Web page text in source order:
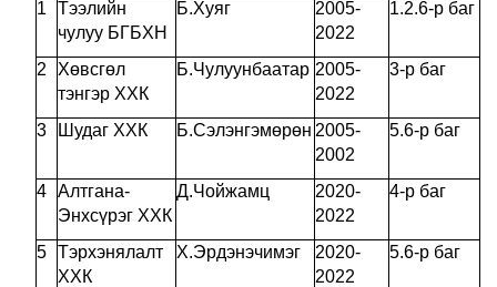
1
Тээлийн
чулуу БГБХН
Б.Хуяг
2005-
2022
1.2.6-р баг
2
Хөвсгөл
тэнгэр ХХК
Б.Чулуунбаатар 2005-
2022
3-р баг
3 Шудаг ХХК Б.Сэлэнгэмөрөн 2005-
2002
5.6-р баг
4 Алтгана-
Энхсүрэг ХХК
Д.Чойжамц
2020-
2022
4-р баг
5 Тэрхэнялалт
ХХК
Х.Эрдэнэчимэг
2020-
2022
5.6-р баг